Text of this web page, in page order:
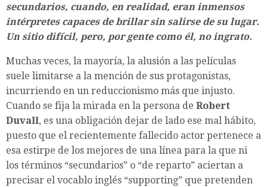
secundarios, cuando, en realidad, eran inmensos
intérpretes capaces de brillar sin salirse de su lugar.
Un sitio difícil, pero, por gente como él, no ingrato.
Muchas veces, la mayoría, la alusión a las películas
suele limitarse a la mención de sus protagonistas,
incurriendo en un reduccionismo más que injusto.
Cuando se fija la mirada en la persona de Robert
Duvall, es una obligación dejar de lado ese mal hábito,
puesto que el recientemente fallecido actor pertenece a
esa estirpe de los mejores de una línea para la que ni
los términos “secundarios” o “de reparto” aciertan a
precisar el vocablo inglés “supporting” que pretenden